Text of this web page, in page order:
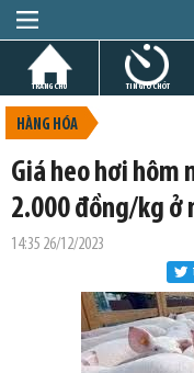
TRANG CHỦ TIN GIỜ CHÓT
HÀNG HÓA
Giá heo hơi hôm
2.000 đồng/kg ở
14:35 26/12/2023